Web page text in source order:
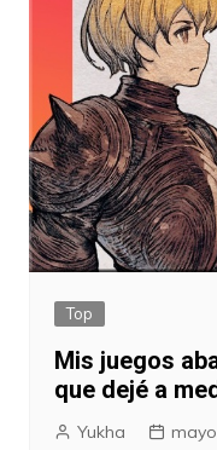
Top
Mis juegos
que dejé a
Yukha